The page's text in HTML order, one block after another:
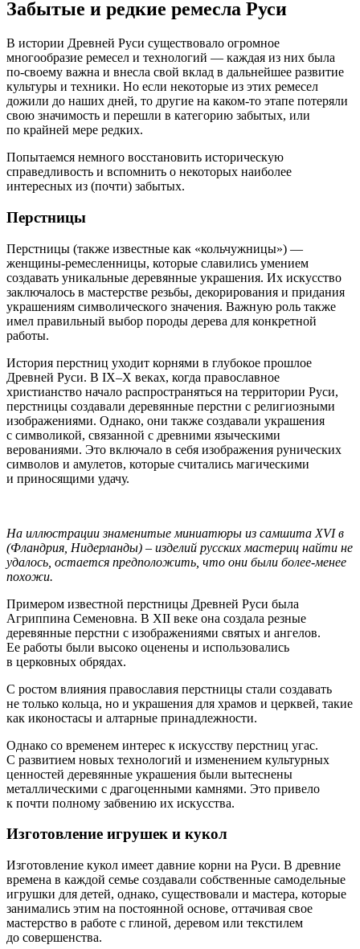
Забытые и редкие ремесла Руси
В истории Древней Руси существовало огромное
многообразие ремесел и технологий — каждая из них была
по-своему важна и внесла свой вклад в дальнейшее развитие
культуры и техники. Но если некоторые из этих ремесел
дожили до наших дней, то другие на каком-то этапе потеряли
свою значимость и перешли в категорию забытых, или
по крайней мере редких.
Попытаемся немного восстановить историческую
справедливость и вспомнить о некоторых наиболее
интересных из (почти) забытых.
Перстницы
Перстницы (также известные как «кольчужницы») —
женщины-ремесленницы, которые славились умением
создавать уникальные деревянные украшения. Их искусство
заключалось в мастерстве резьбы, декорирования и придания
украшениям символического значения. Важную роль также
имел правильный выбор породы дерева для конкретной
работы.
История перстниц уходит корнями в глубокое прошлое
Древней Руси. В IX–X веках, когда православное
христианство начало распространяться на территории Руси,
перстницы создавали деревянные перстни с религиозными
изображениями. Однако, они также создавали украшения
с символикой, связанной с древними языческими
верованиями. Это включало в себя изображения рунических
символов и амулетов, которые считались магическими
и приносящими удачу.
На иллюстрации знаменитые миниатюры из самшита XVI в
(Фландрия, Нидерланды) – изделий русских мастериц найти не
удалось, остается предположить, что они были более-менее
похожи.
Примером известной перстницы Древней Руси была
Агриппина Семеновна. В XII веке она создала резные
деревянные перстни с изображениями святых и ангелов.
Ее работы были высоко оценены и использовались
в церковных обрядах.
С ростом влияния православия перстницы стали создавать
не только кольца, но и украшения для храмов и церквей, такие
как иконостасы и алтарные принадлежности.
Однако со временем интерес к искусству перстниц угас.
С развитием новых технологий и изменением культурных
ценностей деревянные украшения были вытеснены
металлическими с драгоценными камнями. Это привело
к почти полному забвению их искусства.
Изготовление игрушек и кукол
Изготовление кукол имеет давние корни на Руси. В древние
времена в каждой семье создавали собственные самодельные
игрушки для детей, однако, существовали и мастера, которые
занимались этим на постоянной основе, оттачивая свое
мастерство в работе с глиной, деревом или текстилем
до совершенства.